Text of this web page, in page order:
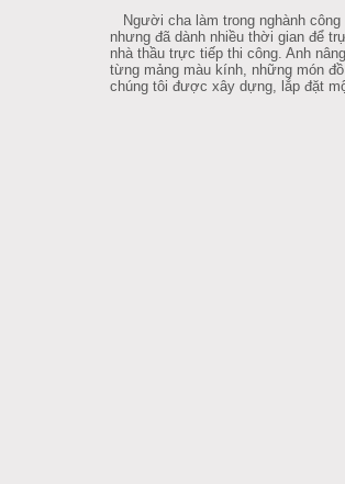
Người cha làm trong nghành
nhưng đã dành nhiều thời gian để
nhà thầu trực tiếp thi công. Anh
từng mảng màu kính, những món
chúng tôi được xây dựng, lắp đặt